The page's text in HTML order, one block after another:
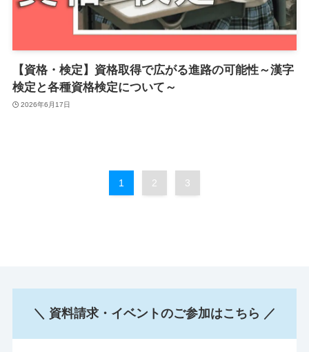
【資格・検定】資格取得で広がる進路の可能性～漢字
検定と各種資格検定について～
2026年6月17日
1 2 3
＼ 資料請求・イベントのご参加はこちら ／